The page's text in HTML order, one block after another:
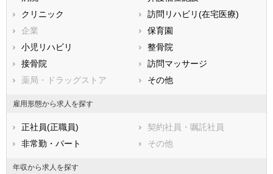
福岡県
長崎県
熊本県
鹿児島県
クリニック
訪問リハビリ(在宅医療)
企業
保育園
小児リハビリ
整骨院
接骨院
訪問マッサージ
薬局・ドラッグストア
その他
雇用形態から求人を探す
正社員(正職員)
契約社員・嘱託社員
非常勤・パート
その他
年収から求人を探す